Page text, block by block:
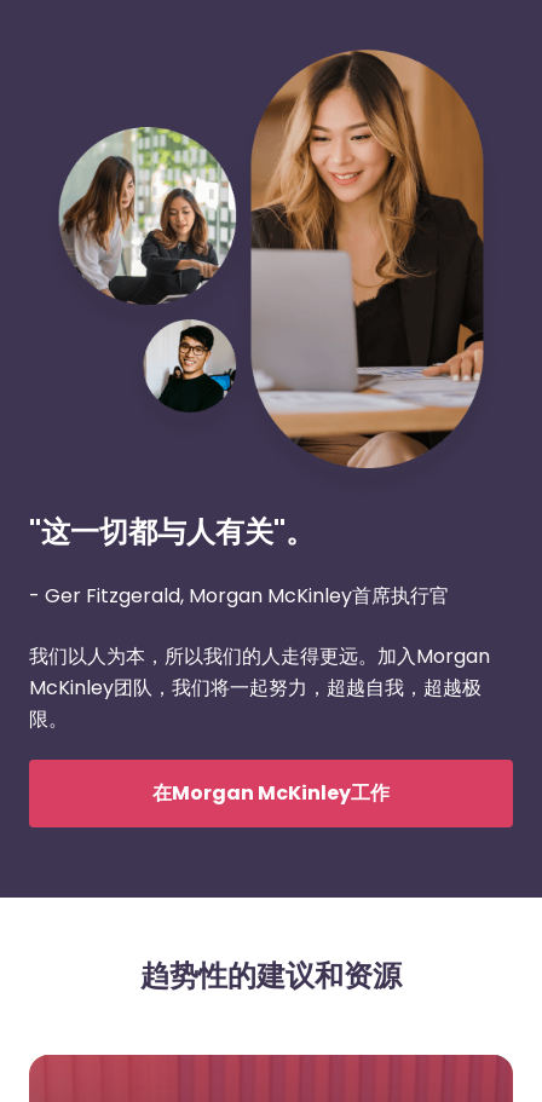
"这一切都与人有关"。
- Ger Fitzgerald, Morgan McKinley首席执行官
我们以人为本，所以我们的人走得更远。加入Morgan
McKinley团队，我们将一起努力，超越自我，超越极
限。
在Morgan McKinley工作
趋势性的建议和资源